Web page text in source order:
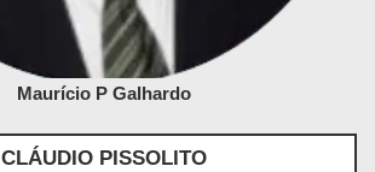
Maurício P Galhardo
CLÁUDIO PISSOLITO